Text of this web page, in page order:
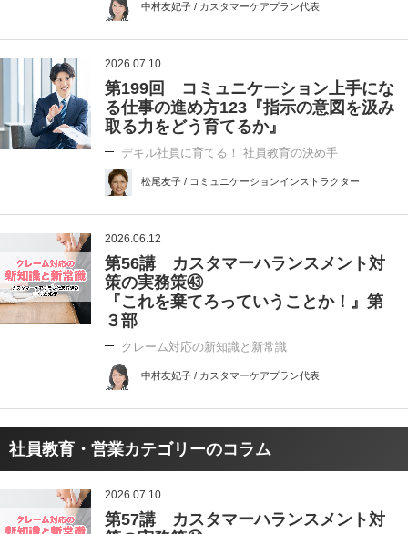
中村友妃子 / カスタマーケアプラン代表
2026.07.10
第199回 コミュニケーション上手にな
る仕事の進め方123『指示の意図を汲み
取る力をどう育てるか』
デキル社員に育てる！ 社員教育の決め手
松尾友子 / コミュニケーションインストラクター
2026.06.12
第56講 カスタマーハランスメント対
策の実務策㊸
『これを棄てろっていうことか！』第
３部
クレーム対応の新知識と新常識
中村友妃子 / カスタマーケアプラン代表
社員教育・営業カテゴリーのコラム
2026.07.10
第57講 カスタマーハランスメント対